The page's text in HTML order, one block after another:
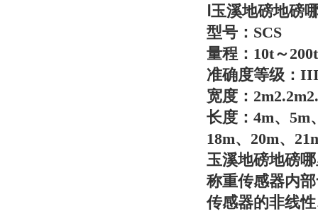
玉溪地磅地磅
型号：SCS
量程：10t～200t
准确度等级：
宽度：
长度：4m、5m
18m、20m、
玉溪地磅地磅
称重传感器内
传感器的非线